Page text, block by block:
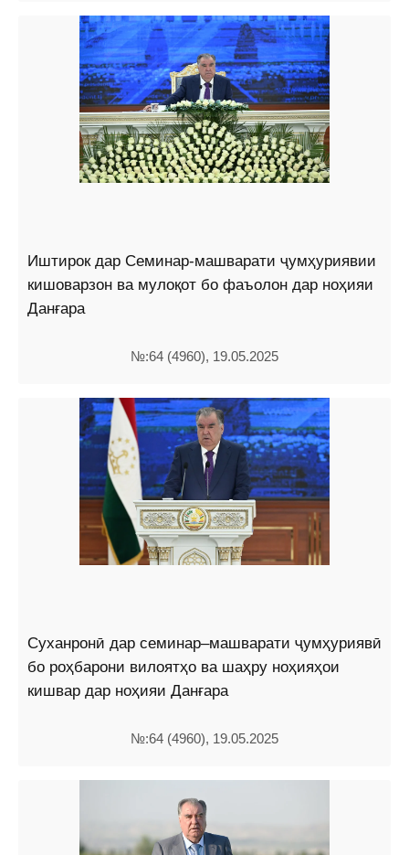
Иштирок дар Семинар-машварати ҷумҳуриявии
кишоварзон ва мулоқот бо фаъолон дар ноҳияи
Данғара
№:64 (4960), 19.05.2025
Суханронӣ дар семинар–машварати ҷумҳуриявӣ
бо роҳбарони вилоятҳо ва шаҳру ноҳияҳои
кишвар дар ноҳияи Данғара
№:64 (4960), 19.05.2025